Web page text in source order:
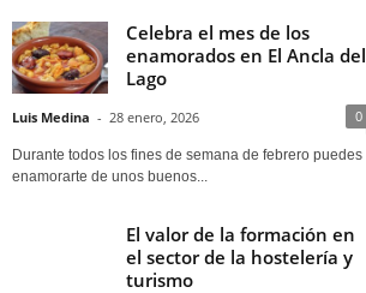
Celebra el mes de los
enamorados en El Ancla del
Lago
Luis Medina - 28 enero, 2026 0
Durante todos los fines de semana de febrero puedes
enamorarte de unos buenos...
El valor de la formación en
el sector de la hostelería y
turismo